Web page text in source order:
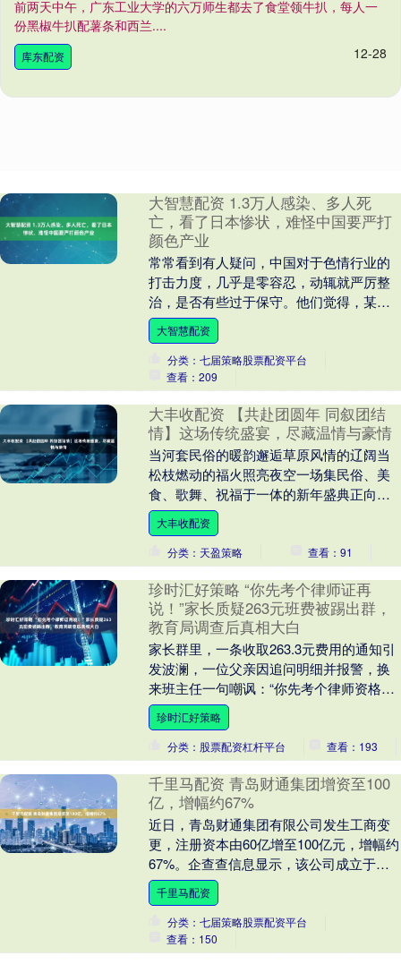
前两天中午，广东工业大学的六万师生都去了食堂领牛扒，每人一
份黑椒牛扒配薯条和西兰....
库东配资 12-28
大智慧配资 1.3万人感染、多人死
亡，看了日本惨状，难怪中国要严打
颜色产业
常常看到有人疑问，中国对于色情行业的
打击力度，几乎是零容忍，动辄就严厉整
治，是否有些过于保守。他们觉得，某些
国家放任色情产业发展，表面上看似拉动
经济、满足部分需....
大智慧配资
分类：七届策略股票配资平台
查看：209
大丰收配资 【共赴团圆年 同叙团结
情】这场传统盛宴，尽藏温情与豪情
当河套民俗的暖韵邂逅草原风情的辽阔当
松枝燃动的福火照亮夜空一场集民俗、美
食、歌舞、祝福于一体的新年盛典正向你
走来，邀你共赴！2月10日15:30-19:00巴
彦....
大丰收配资
分类：天盈策略
查看：91
珍时汇好策略 “你先考个律师证再
说！”家长质疑263元班费被踢出群，
教育局调查后真相大白
家长群里，一条收取263.3元费用的通知引
发波澜，一位父亲因追问明细并报警，换
来班主任一句嘲讽：“你先考个律师资格证
再说吧！”随后，他与妻子被果断移出了群
聊。 ....
珍时汇好策略
分类：股票配资杠杆平台
查看：193
千里马配资 青岛财通集团增资至100
亿，增幅约67%
近日，青岛财通集团有限公司发生工商变
更，注册资本由60亿增至100亿元，增幅约
67%。企查查信息显示，该公司成立于
2020年9月，法定代表人王振海，经营范围
包含....
千里马配资
分类：七届策略股票配资平台
查看：150